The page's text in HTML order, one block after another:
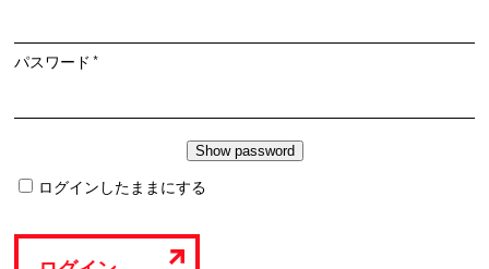
パスワード*必
ログインしたままにする